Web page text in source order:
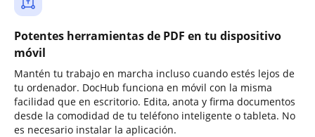
Potentes herramientas de PDF en tu dispositivo
móvil
Mantén tu trabajo en marcha incluso cuando estés lejos de
tu ordenador. DocHub funciona en móvil con la misma
facilidad que en escritorio. Edita, anota y firma documentos
desde la comodidad de tu teléfono inteligente o tableta. No
es necesario instalar la aplicación.